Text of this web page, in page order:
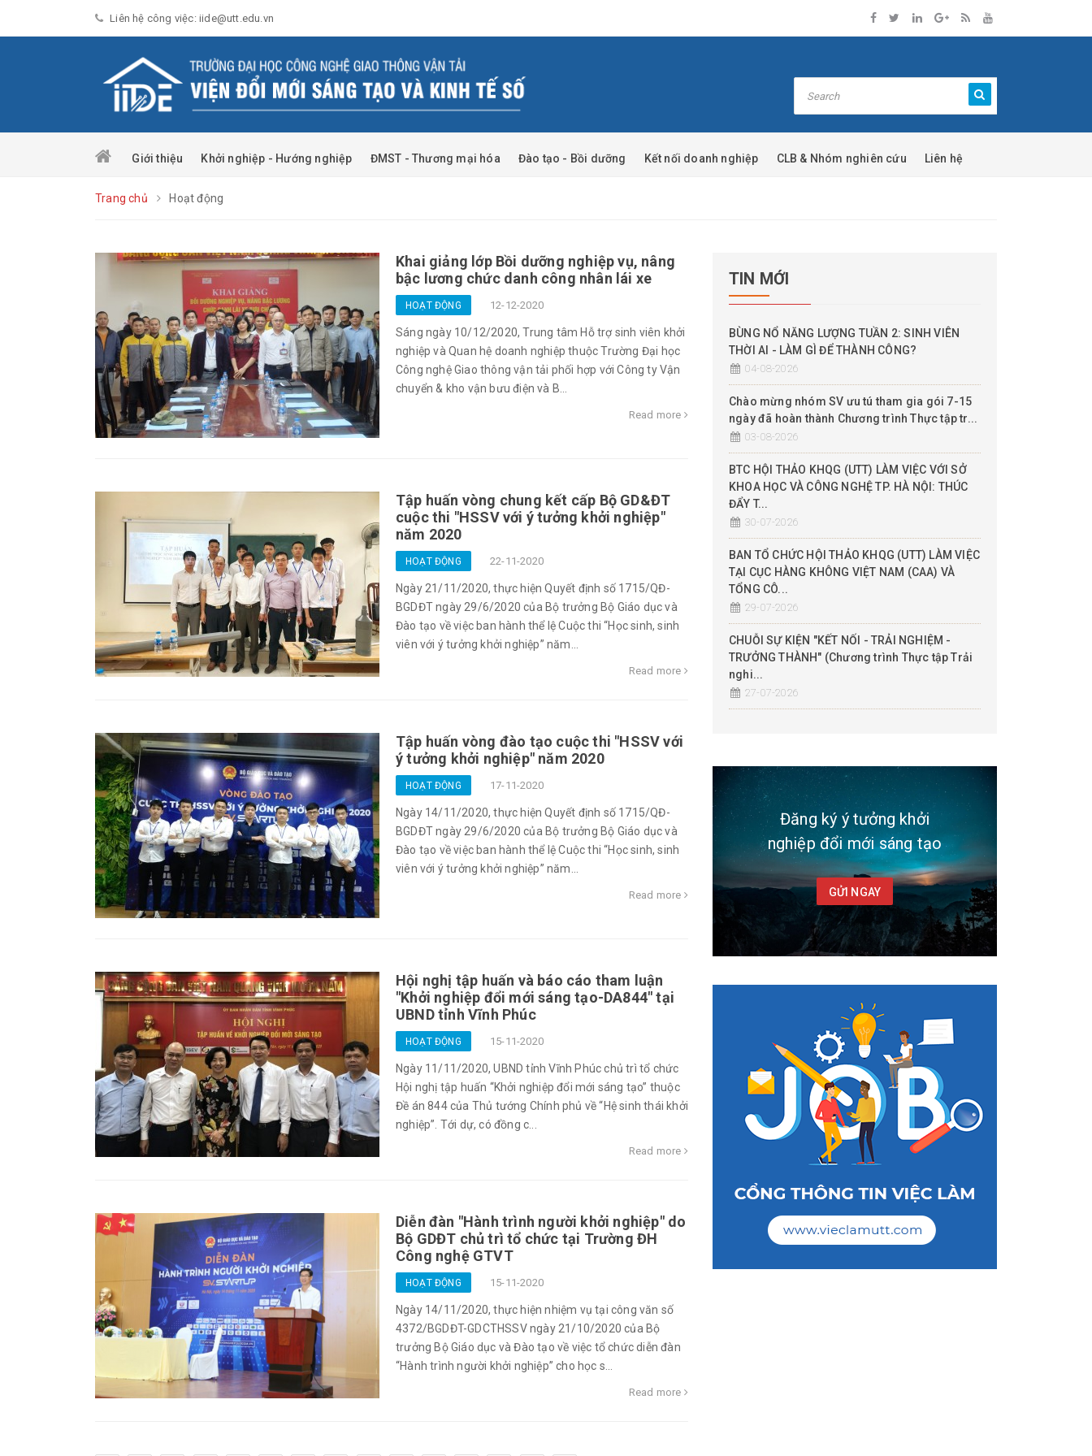
Liên hệ công việc: iide@utt.edu.vn
Giới thiệu Khởi nghiệp - Hướng nghiệp ĐMST - Thương mại hóa Đào tạo - Bồi dưỡng Kết nối doanh nghiệp CLB & Nhóm nghiên cứu Liên hệ
Trang chủ Hoạt động
Khai giảng lớp Bồi dưỡng nghiệp vụ, nâng
bậc lương chức danh công nhân lái xe
HOẠT ĐỘNG 12-12-2020
Sáng ngày 10/12/2020, Trung tâm Hỗ trợ sinh viên khởi
nghiệp và Quan hệ doanh nghiệp thuộc Trường Đại học
Công nghệ Giao thông vận tải phối hợp với Công ty Vận
chuyển & kho vận bưu điện và B...
Read more
Tập huấn vòng chung kết cấp Bộ GD&ĐT
cuộc thi "HSSV với ý tưởng khởi nghiệp"
năm 2020
HOẠT ĐỘNG 22-11-2020
Ngày 21/11/2020, thực hiện Quyết định số 1715/QĐ-
BGDĐT ngày 29/6/2020 của Bộ trưởng Bộ Giáo dục và
Đào tạo về việc ban hành thể lệ Cuộc thi “Học sinh, sinh
viên với ý tưởng khởi nghiệp” năm...
Read more
Tập huấn vòng đào tạo cuộc thi "HSSV với
ý tưởng khởi nghiệp" năm 2020
HOẠT ĐỘNG 17-11-2020
Ngày 14/11/2020, thực hiện Quyết định số 1715/QĐ-
BGDĐT ngày 29/6/2020 của Bộ trưởng Bộ Giáo dục và
Đào tạo về việc ban hành thể lệ Cuộc thi “Học sinh, sinh
viên với ý tưởng khởi nghiệp” năm...
Read more
Hội nghị tập huấn và báo cáo tham luận
"Khởi nghiệp đổi mới sáng tạo-DA844" tại
UBND tỉnh Vĩnh Phúc
HOẠT ĐỘNG 15-11-2020
Ngày 11/11/2020, UBND tỉnh Vĩnh Phúc chủ trì tổ chức
Hội nghị tập huấn “Khởi nghiệp đổi mới sáng tạo” thuộc
Đề án 844 của Thủ tướng Chính phủ về “Hệ sinh thái khởi
nghiệp”. Tới dự, có đồng c...
Read more
Diễn đàn "Hành trình người khởi nghiệp" do
Bộ GDĐT chủ trì tổ chức tại Trường ĐH
Công nghệ GTVT
HOẠT ĐỘNG 15-11-2020
Ngày 14/11/2020, thực hiện nhiệm vụ tại công văn số
4372/BGDĐT-GDCTHSSV ngày 21/10/2020 của Bộ
trưởng Bộ Giáo dục và Đào tạo về việc tổ chức diễn đàn
“Hành trình người khởi nghiệp” cho học s...
Read more
TIN MỚI
BÙNG NỔ NĂNG LƯỢNG TUẦN 2: SINH VIÊN
THỜI AI - LÀM GÌ ĐỂ THÀNH CÔNG?
04-08-2026
Chào mừng nhóm SV ưu tú tham gia gói 7-15
ngày đã hoàn thành Chương trình Thực tập tr...
03-08-2026
BTC HỘI THẢO KHQG (UTT) LÀM VIỆC VỚI SỞ
KHOA HỌC VÀ CÔNG NGHỆ TP. HÀ NỘI: THÚC
ĐẨY T...
30-07-2026
BAN TỔ CHỨC HỘI THẢO KHQG (UTT) LÀM VIỆC
TẠI CỤC HÀNG KHÔNG VIỆT NAM (CAA) VÀ
TỔNG CÔ...
29-07-2026
CHUỖI SỰ KIỆN "KẾT NỐI - TRẢI NGHIỆM -
TRƯỞNG THÀNH" (Chương trình Thực tập Trải
nghi...
27-07-2026
Đăng ký ý tưởng khởi
nghiệp đổi mới sáng tạo
GỬI NGAY